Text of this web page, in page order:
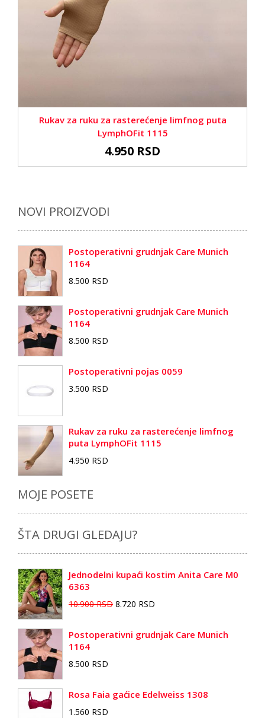
Rukav za ruku za rasterećenje limfnog puta
LymphOFit 1115
4.950 RSD
NOVI PROIZVODI
Postoperativni grudnjak Care Munich
1164
8.500 RSD
Postoperativni grudnjak Care Munich
1164
8.500 RSD
Postoperativni pojas 0059
3.500 RSD
Rukav za ruku za rasterećenje limfnog
puta LymphOFit 1115
4.950 RSD
MOJE POSETE
ŠTA DRUGI GLEDAJU?
Jednodelni kupaći kostim Anita Care M0
6363
10.900 RSD 8.720 RSD
Postoperativni grudnjak Care Munich
1164
8.500 RSD
Rosa Faia gaćice Edelweiss 1308
1.560 RSD